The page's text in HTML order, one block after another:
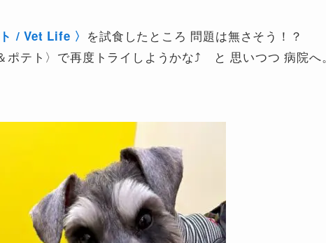
/ Vet Life 〉 を試食したところ 問題は無さそう！？
テト〉で再度トライしようかな⤴ と 思いつつ 病院へ。